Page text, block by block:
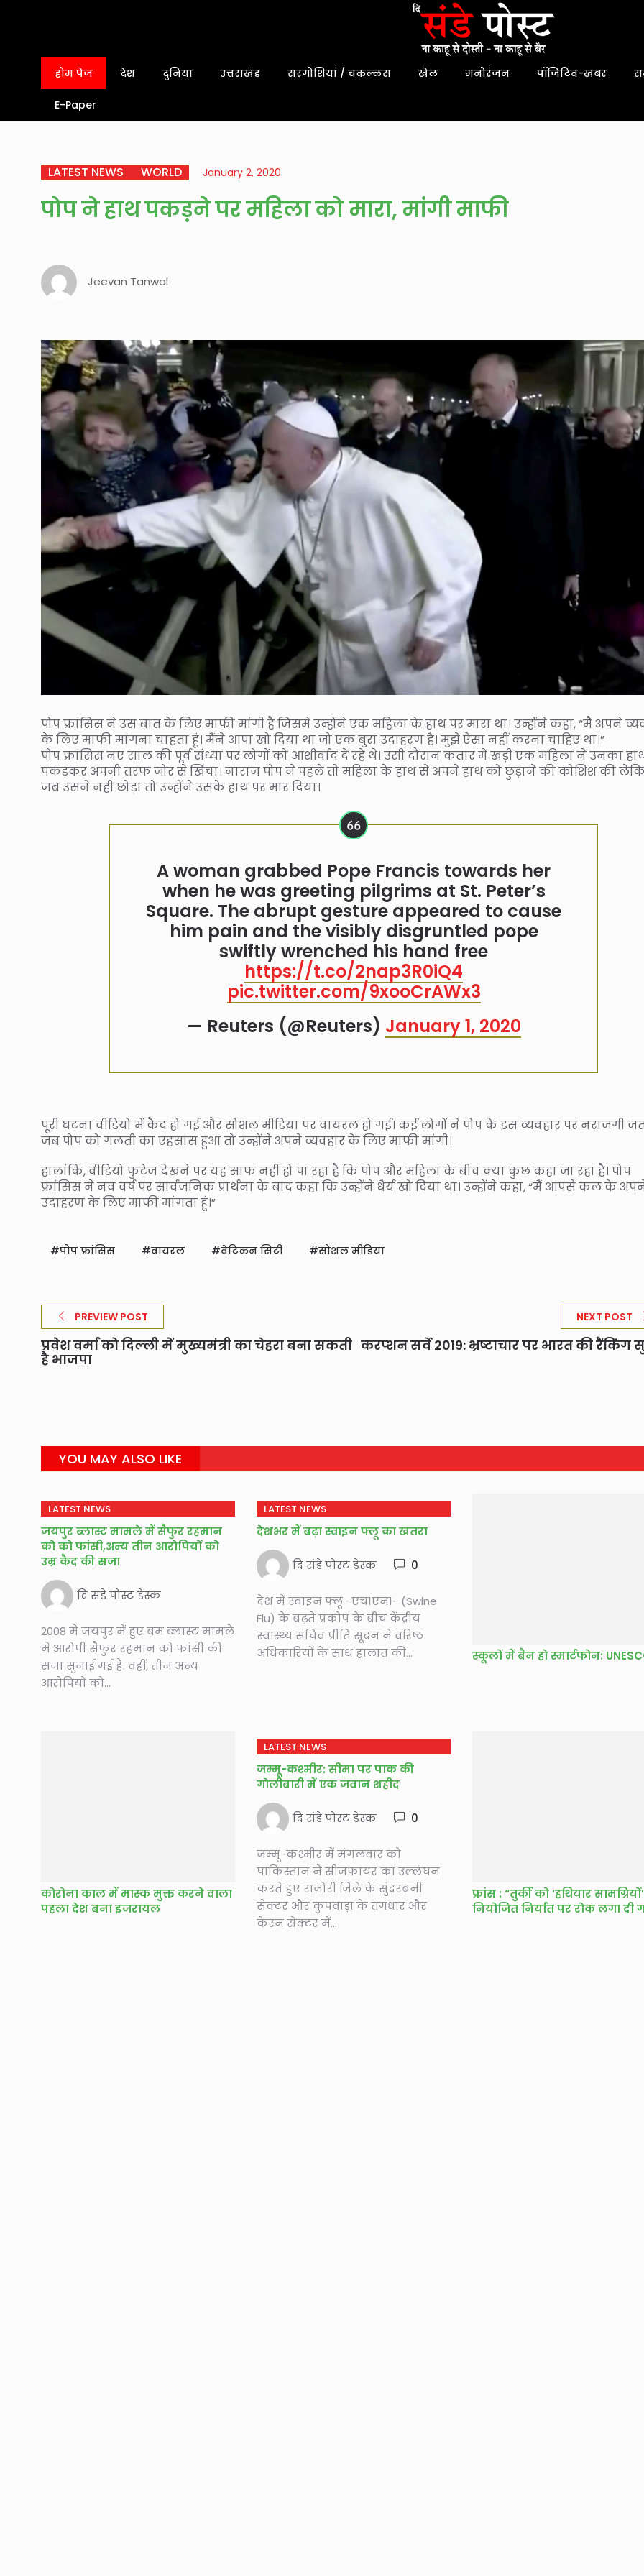
होम पेज देश दुनिया उत्तराखंड सरगोशियां / चकल्लस खेल मनोरंजन पॉजिटिव-खबर
E-Paper
LATEST NEWS WORLD January 2, 2020
पोप ने हाथ पकड़ने पर महिला को मारा, मांगी माफी
Jeevan Tanwal
पोप फ्रांसिस ने उस बात के लिए माफी मांगी है जिसमें उन्होंने एक महिला के हाथ पर मारा था। उन्होंने कहा, “मैं अपने
के लिए माफी मांगना चाहता हूं। मैंने आपा खो दिया था जो एक बुरा उदाहरण है। मुझे ऐसा नहीं करना चाहिए था।”
पोप फ्रांसिस नए साल की पूर्व संध्या पर लोगों को आशीर्वाद दे रहे थे। उसी दौरान कतार में खड़ी एक महिला ने उनका
पकड़कर अपनी तरफ जोर से खिंचा। नाराज पोप ने पहले तो महिला के हाथ से अपने हाथ को छुड़ाने की कोशिश की
जब उसने नहीं छोड़ा तो उन्होंने उसके हाथ पर मार दिया।
A woman grabbed Pope Francis towards her
when he was greeting pilgrims at St. Peter’s
Square. The abrupt gesture appeared to cause
him pain and the visibly disgruntled pope
swiftly wrenched his hand free
https://t.co/2nap3R0iQ4
pic.twitter.com/9xooCrAWx3
— Reuters (@Reuters) January 1, 2020
पूरी घटना वीडियो में कैद हो गई और सोशल मीडिया पर वायरल हो गई। कई लोगों ने पोप के इस व्यवहार पर नराजगी
जब पोप को गलती का एहसास हुआ तो उन्होंने अपने व्यवहार के लिए माफी मांगी।
हालांकि, वीडियो फुटेज देखने पर यह साफ नहीं हो पा रहा है कि पोप और महिला के बीच क्या कुछ कहा जा रहा है। पोप
फ्रांसिस ने नव वर्ष पर सार्वजनिक प्रार्थना के बाद कहा कि उन्होंने धैर्य खो दिया था। उन्होंने कहा, “मैं आपसे कल के
उदाहरण के लिए माफी मांगता हूं।”
पोप फ्रांसिस वायरल वेटिकन सिटी सोशल मीडिया
PREVIEW POST
प्रवेश वर्मा को दिल्ली में मुख्यमंत्री का चेहरा बना सकती
है भाजपा
NEXT POST
करप्शन सर्वे 2019: भ्रष्टाचार पर भारत की रैंकिंग
YOU MAY ALSO LIKE
LATEST NEWS
जयपुर ब्लास्ट मामले में सैफुर रहमान
को को फांसी,अन्य तीन आरोपियों को
उम्र कैद की सजा
दि संडे पोस्ट डेस्क
2008 में जयपुर में हुए बम ब्लास्ट मामले
में आरोपी सैफुर रहमान को फांसी की
सजा सुनाई गई है. वहीं, तीन अन्य
आरोपियों को...
LATEST NEWS
देशभर में बढ़ा स्वाइन फ्लू का खतरा
दि संडे पोस्ट डेस्क 0
देश में स्वाइन फ्लू -एच1एन1- (Swine
Flu) के बढ़ते प्रकोप के बीच केंद्रीय
स्वास्थ्य सचिव प्रीति सूदन ने वरिष्ठ
अधिकारियों के साथ हालात की...
स्कूलों में बैन हो स्मार्टफोन:
कोरोना काल में मास्क मुक्त करने वाला
पहला देश बना इजरायल
LATEST NEWS
जम्मू-कश्मीर: सीमा पर पाक की
गोलीबारी में एक जवान शहीद
दि संडे पोस्ट डेस्क 0
जम्मू-कश्मीर में मंगलवार को
पाकिस्तान ने सीजफायर का उल्लंघन
करते हुए राजोरी जिले के सुंदरबनी
सेक्टर और कुपवाड़ा के तंगधार और
केरन सेक्टर में...
फ्रांस : “तुर्की को ‘हथियार